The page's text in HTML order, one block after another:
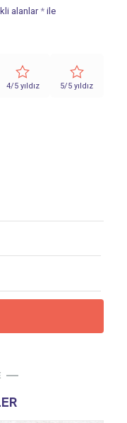
alanlar * ile
4/5 yıldız 5/5 yıldız